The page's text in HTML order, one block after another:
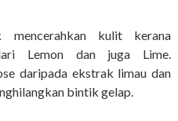
kulit kerana
Lemon dan juga Lime.
daripada ekstrak limau dan
bintik gelap.